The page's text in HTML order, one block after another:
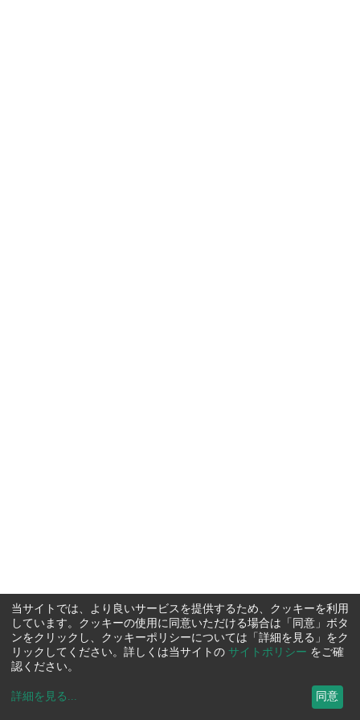
当サイトでは、より良いサービスを提供するため、クッキーを利用
しています。クッキーの使用に同意いただける場合は「同意」ボタ
ンをクリックし、クッキーポリシーについては「詳細を見る」をク
リックしてください。詳しくは当サイトの サイトポリシー をご確
認ください。
詳細を見る ... 同意